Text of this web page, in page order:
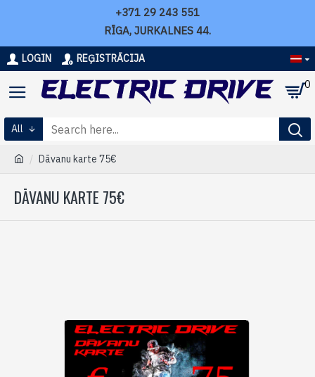
+371 29 243 551
RĪGA, JURKALNES 44.
LOGIN REĢISTRĀCIJA
0
All
Dāvanu karte 75€
DĀVANU KARTE 75€